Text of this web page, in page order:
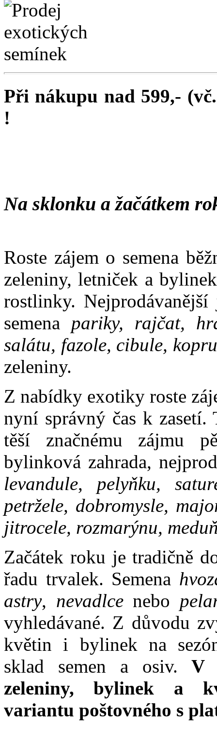
Při nákupu nad 599,-
!
Na sklonku a žačátkem
Roste zájem o semena
zeleniny, letniček a
rostlinky.
semena pariky, rajčat,
salátu, fazole, cibule,
zeleniny.
Z nabídky exotiky roste
nyní správný čas k zasetí.
těší značnému zájmu
bylinková zahrada,
levandule, pelyňku,
petržele, dobromysle,
jitrocele, rozmarýnu,
Začátek roku je tradičně
řadu trvalek. Semena
astry, nevadlcenebo
vyhledávané. Z důvodu
květin i bylinek na
sklad semen a osiv. V
zeleniny, bylinek a
variantu poštovného s